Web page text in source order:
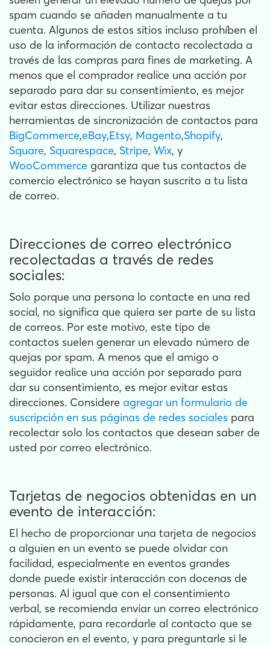
spam cuando se añaden manualmente a tu
cuenta. Algunos de estos sitios incluso prohíben el
uso de la información de contacto recolectada a
través de las compras para fines de marketing. A
menos que el comprador realice una acción por
separado para dar su consentimiento, es mejor
evitar estas direcciones. Utilizar nuestras
herramientas de sincronización de contactos para
BigCommerce,eBay,Etsy, Magento,Shopify,
Square, Squarespace, Stripe, Wix, y
WooCommerce garantiza que tus contactos de
comercio electrónico se hayan suscrito a tu lista
de correo.
Direcciones de correo electrónico
recolectadas a través de redes
sociales:
Solo porque una persona lo contacte en una red
social, no significa que quiera ser parte de su lista
de correos. Por este motivo, este tipo de
contactos suelen generar un elevado número de
quejas por spam. A menos que el amigo o
seguidor realice una acción por separado para
dar su consentimiento, es mejor evitar estas
direcciones. Considere agregar un formulario de
suscripción en sus páginas de redes sociales para
recolectar solo los contactos que desean saber de
usted por correo electrónico.
Tarjetas de negocios obtenidas en un
evento de interacción:
El hecho de proporcionar una tarjeta de negocios
a alguien en un evento se puede olvidar con
facilidad, especialmente en eventos grandes
donde puede existir interacción con docenas de
personas. Al igual que con el consentimiento
verbal, se recomienda enviar un correo electrónico
rápidamente, para recordarle al contacto que se
conocieron en el evento, y para preguntarle si le